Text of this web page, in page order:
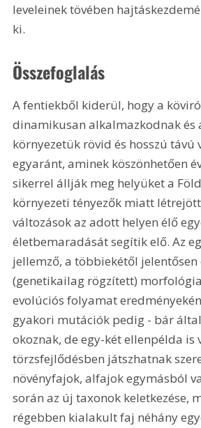
leveleinek tövében
ki.
Összefoglalás
A fentiekből kiderül, hogy a
dinamikusan alkalmazkodnak és
környezetük rövid és hosszú távú
egyaránt, aminek köszönhetően
sikerrel állják meg helyüket a
környezeti tényezők miatt
változások az adott helyen élő
életbemaradását segítik elő. Az
jellemző, a többiekétől
(genetikailag rögzített)
evolúciós folyamat
gyakori mutációk pedig - bár
okoznak, de egy-két ellenpélda is
törzsfejlődésben játszhatnak
növényfajok, alfajok egymásból
során az új taxonok keletkezése,
régebben kialakult faj néhány